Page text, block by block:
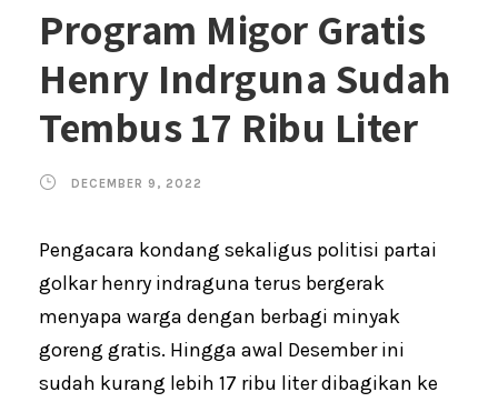
Program Migor Gratis
Henry Indrguna Sudah
Tembus 17 Ribu Liter
DECEMBER 9, 2022
Pengacara kondang sekaligus politisi partai
golkar henry indraguna terus bergerak
menyapa warga dengan berbagi minyak
goreng gratis. Hingga awal Desember ini
sudah kurang lebih 17 ribu liter dibagikan ke